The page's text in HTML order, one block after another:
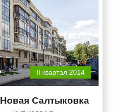
II квартал 2014
Салтыковка